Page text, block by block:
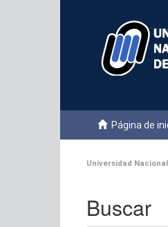
Página de
Universidad
Buscar